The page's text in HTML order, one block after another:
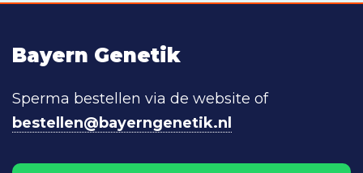
Bayern Genetik
Sperma bestellen via de website of
bestellen@bayerngenetik.nl